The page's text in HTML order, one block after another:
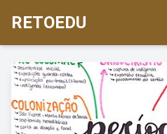
RETOEDU